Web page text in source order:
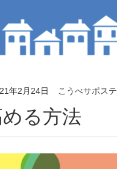
年2月24日 こうべサポステ
める方法